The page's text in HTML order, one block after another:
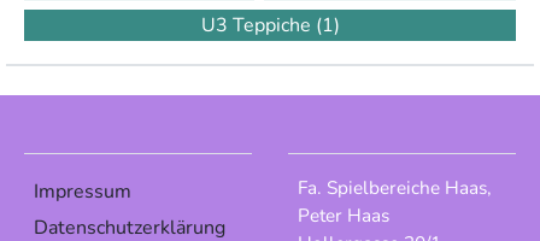
U3 Teppiche (1)
Impressum
Datenschutzerklärung
Fa. Spielbereiche Haas,
Peter Haas